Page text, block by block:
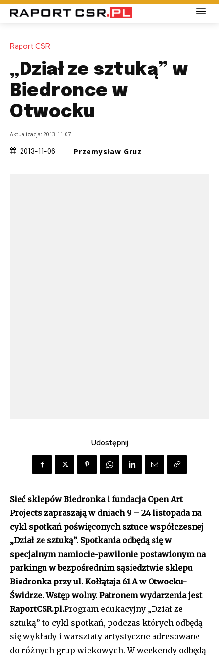
Raport CSR
„Dział ze sztuką” w
Biedronce w
Otwocku
Aktualizacja: 2013-11-07
2013-11-06 Przemysław Gruz
Udostępnij
Sieć sklepów Biedronka i fundacja Open Art
Projects zapraszają w dniach 9 – 24 listopada na
cykl spotkań poświęconych sztuce współczesnej
„Dział ze sztuką”. Spotkania odbędą się w
specjalnym namiocie-pawilonie postawionym na
parkingu w bezpośrednim sąsiedztwie sklepu
Biedronka przy ul. Kołłątaja 61 A w Otwocku-
Świdrze. Wstęp wolny. Patronem wydarzenia jest
RaportCSR.pl.Program edukacyjny „Dział ze
sztuką” to cykl spotkań, podczas których odbędą
się wykłady i warsztaty artystyczne adresowane
do różnych grup wiekowych. W weekendy odbędą